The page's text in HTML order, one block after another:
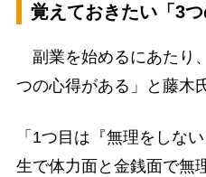
覚えておきたい「3つ
副業を始めるにあたり
つの心得がある」と藤木
「1つ目は『無理をしな
生で体力面と金銭面で無